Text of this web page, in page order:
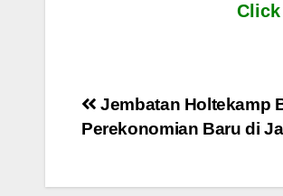
Click
Post
Jembatan Holtekamp
Perekonomian Baru di